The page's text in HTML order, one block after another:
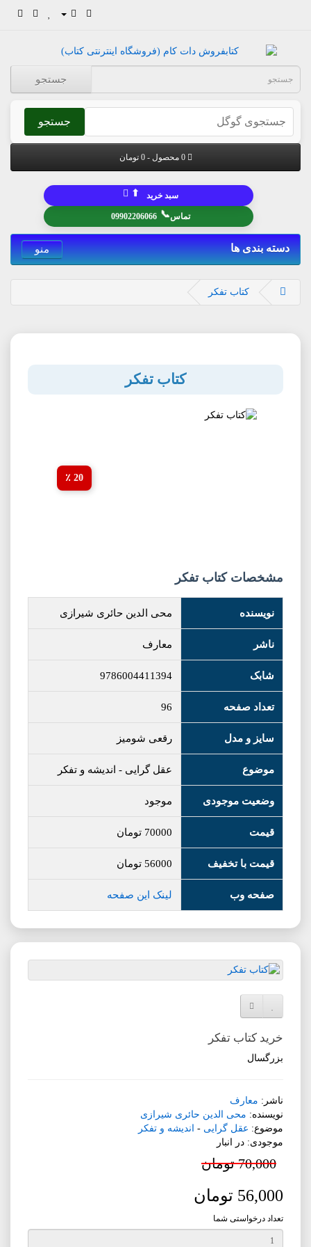
جستجو
جستجو
0 محصول - 0 تومان
تماس📞
09902206066
سبد خرید ⬆
دسته بندی ها منو
کتاب تفکر
کتاب تفکر
20 ٪
مشخصات کتاب تفکر
نویسنده محی الدین حائری شیرازی
ناشر معارف
شابک 9786004411394
تعداد صفحه 96
سایز و مدل رقعی شومیز
موضوع عقل گرایی - اندیشه و تفکر
وضعیت موجودی موجود
قیمت 70000 تومان
قیمت با تخفیف 56000 تومان
صفحه وب لینک این صفحه
افزودن به لیست دلخواه
خرید کتاب تفکر
بزرگسال
ناشر: معارف
نویسنده: محی الدین حائری شیرازی
موضوع: عقل گرایی - اندیشه و تفکر
موجودی: در انبار
70,000 تومان
56,000 تومان
تعداد درخواستی شما